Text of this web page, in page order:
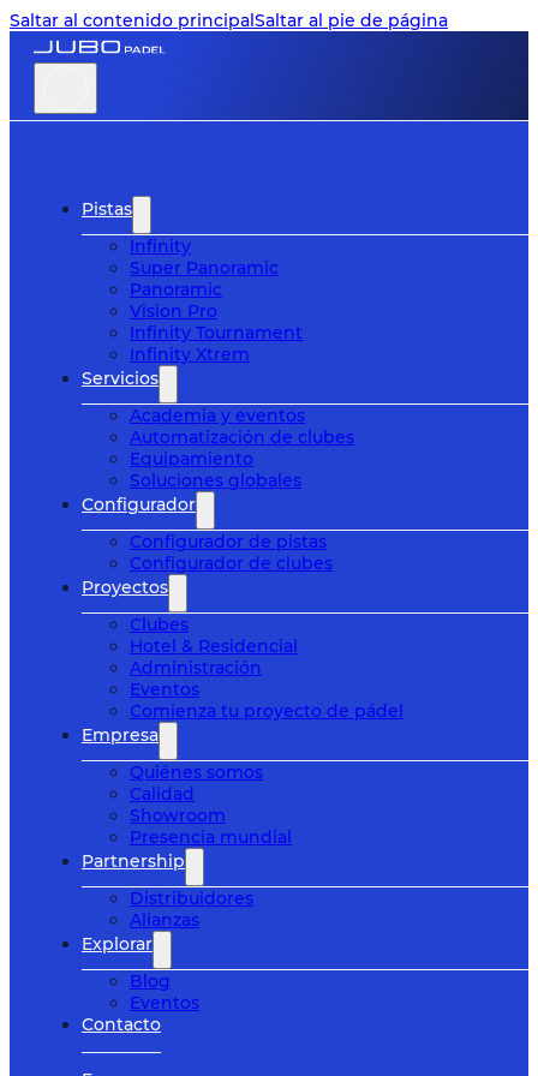
Saltar al contenido principalSaltar al pie de página
Pistas
Infinity
Super Panoramic
Panoramic
Vision Pro
Infinity Tournament
Infinity Xtrem
Servicios
Academia y eventos
Automatización de clubes
Equipamiento
Soluciones globales
Configurador
Configurador de pistas
Configurador de clubes
Proyectos
Clubes
Hotel & Residencial
Administración
Eventos
Comienza tu proyecto de pádel
Empresa
Quiénes somos
Calidad
Showroom
Presencia mundial
Partnership
Distribuidores
Alianzas
Explorar
Blog
Eventos
Contacto